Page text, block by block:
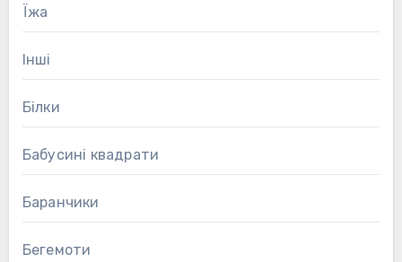
Їжа
Інші
Білки
Бабусині квадрати
Баранчики
Бегемоти